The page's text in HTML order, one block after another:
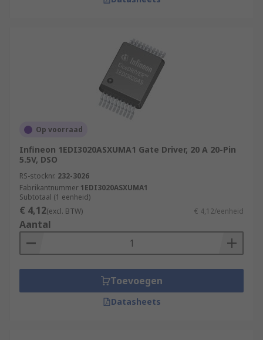
Op voorraad
Infineon 1EDI3020ASXUMA1 Gate Driver, 20 A 20-Pin
5.5V, DSO
RS-stocknr. 232-3026
Fabrikantnummer 1EDI3020ASXUMA1
Subtotaal (1 eenheid)
€ 4,12(excl. BTW) € 4,12/eenheid
Aantal
Toevoegen
Datasheets